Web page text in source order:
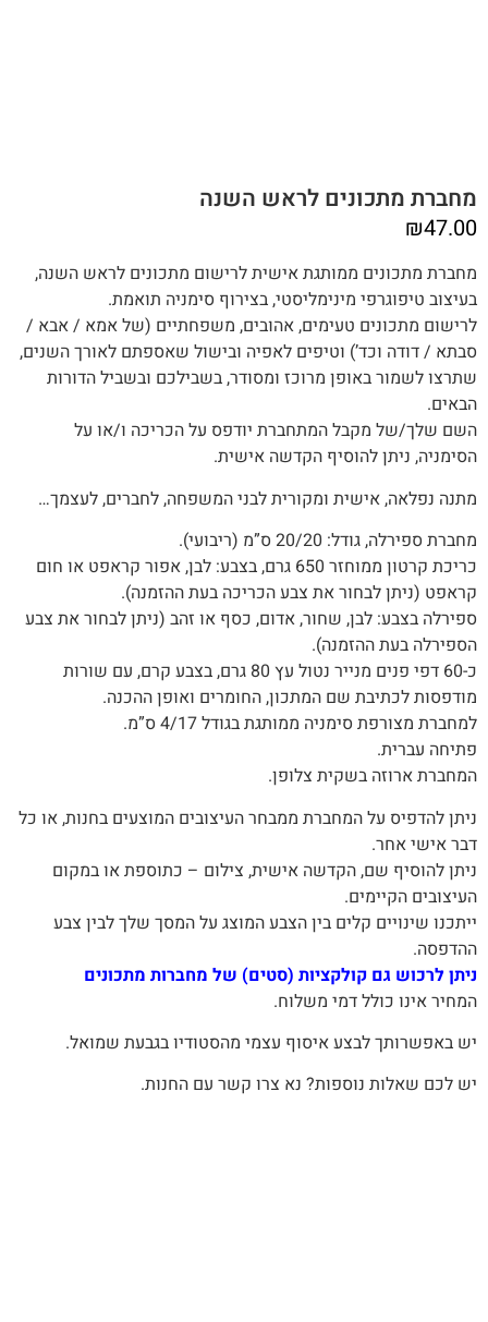
מחברת מתכונים לראש השנה
₪47.00
מחברת מתכונים ממותגת אישית לרישום מתכונים לראש השנה,
בעיצוב טיפוגרפי מינימליסטי, בצירוף סימניה תואמת.
לרישום מתכונים טעימים, אהובים, משפחתיים (של אמא / אבא /
סבתא / דודה וכד’) וטיפים לאפיה ובישול שאספתם לאורך השנים,‬‬
שתרצו לשמור באופן מרוכז ומסודר, בשבילכם ובשביל הדורות
הבאים.
השם שלך/של מקבל המתחברת יודפס על הכריכה ו/או על
הסימניה, ניתן להוסיף הקדשה אישית.
מתנה‭ ‬נפלאה, אישית ומקורית לבני המשפחה, לחברים, לעצמך…
מחברת ספירלה, גודל: 20/20 ס”מ (ריבועי).
כריכת קרטון ממוחזר 650 גרם, בצבע: לבן, אפור קראפט או חום
קראפט (ניתן לבחור את צבע הכריכה בעת ההזמנה).
ספירלה בצבע: לבן, שחור, אדום, כסף או זהב (ניתן לבחור את צבע
הספירלה בעת ההזמנה)‭.‬
כ-60 דפי פנים מנייר נטול עץ 80 גרם, בצבע קרם, עם שורות
מודפסות לכתיבת שם המתכון, החומרים ואופן ההכנה.
למחברת מצורפת סימניה ממותגת בגודל 4/17 ס”מ.
פתיחה עברית.‬
המחברת‭ ‬ארוזה‭ ‬בשקית צלופן.‬
‬דבר‭ ‬אישי‭ ‬אחר‭.‬
ניתן‭ ‬להוסיף‭ ‬שם‭,‬ הקדשה‭ ‬אישית, צילום – כתוספת או במקום
העיצובים הקיימים.
‬ההדפסה‭.‬
ניתן לרכוש גם קולקציות (סטים) של מחברות מתכונים
המחיר‭ ‬אינו‭ ‬כולל‭ ‬דמי‭ ‬משלוח‭.‬
יש‭ ‬באפשרותך‭ ‬לבצע‭ ‬איסוף‭ ‬עצמי‭ ‬מהסטודיו‭ ‬בגבעת‭ ‬שמואל‭.‬
יש לכם שאלות נוספות? נא צרו קשר עם החנות.